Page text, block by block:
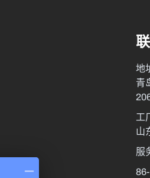
地
青
工
山
服